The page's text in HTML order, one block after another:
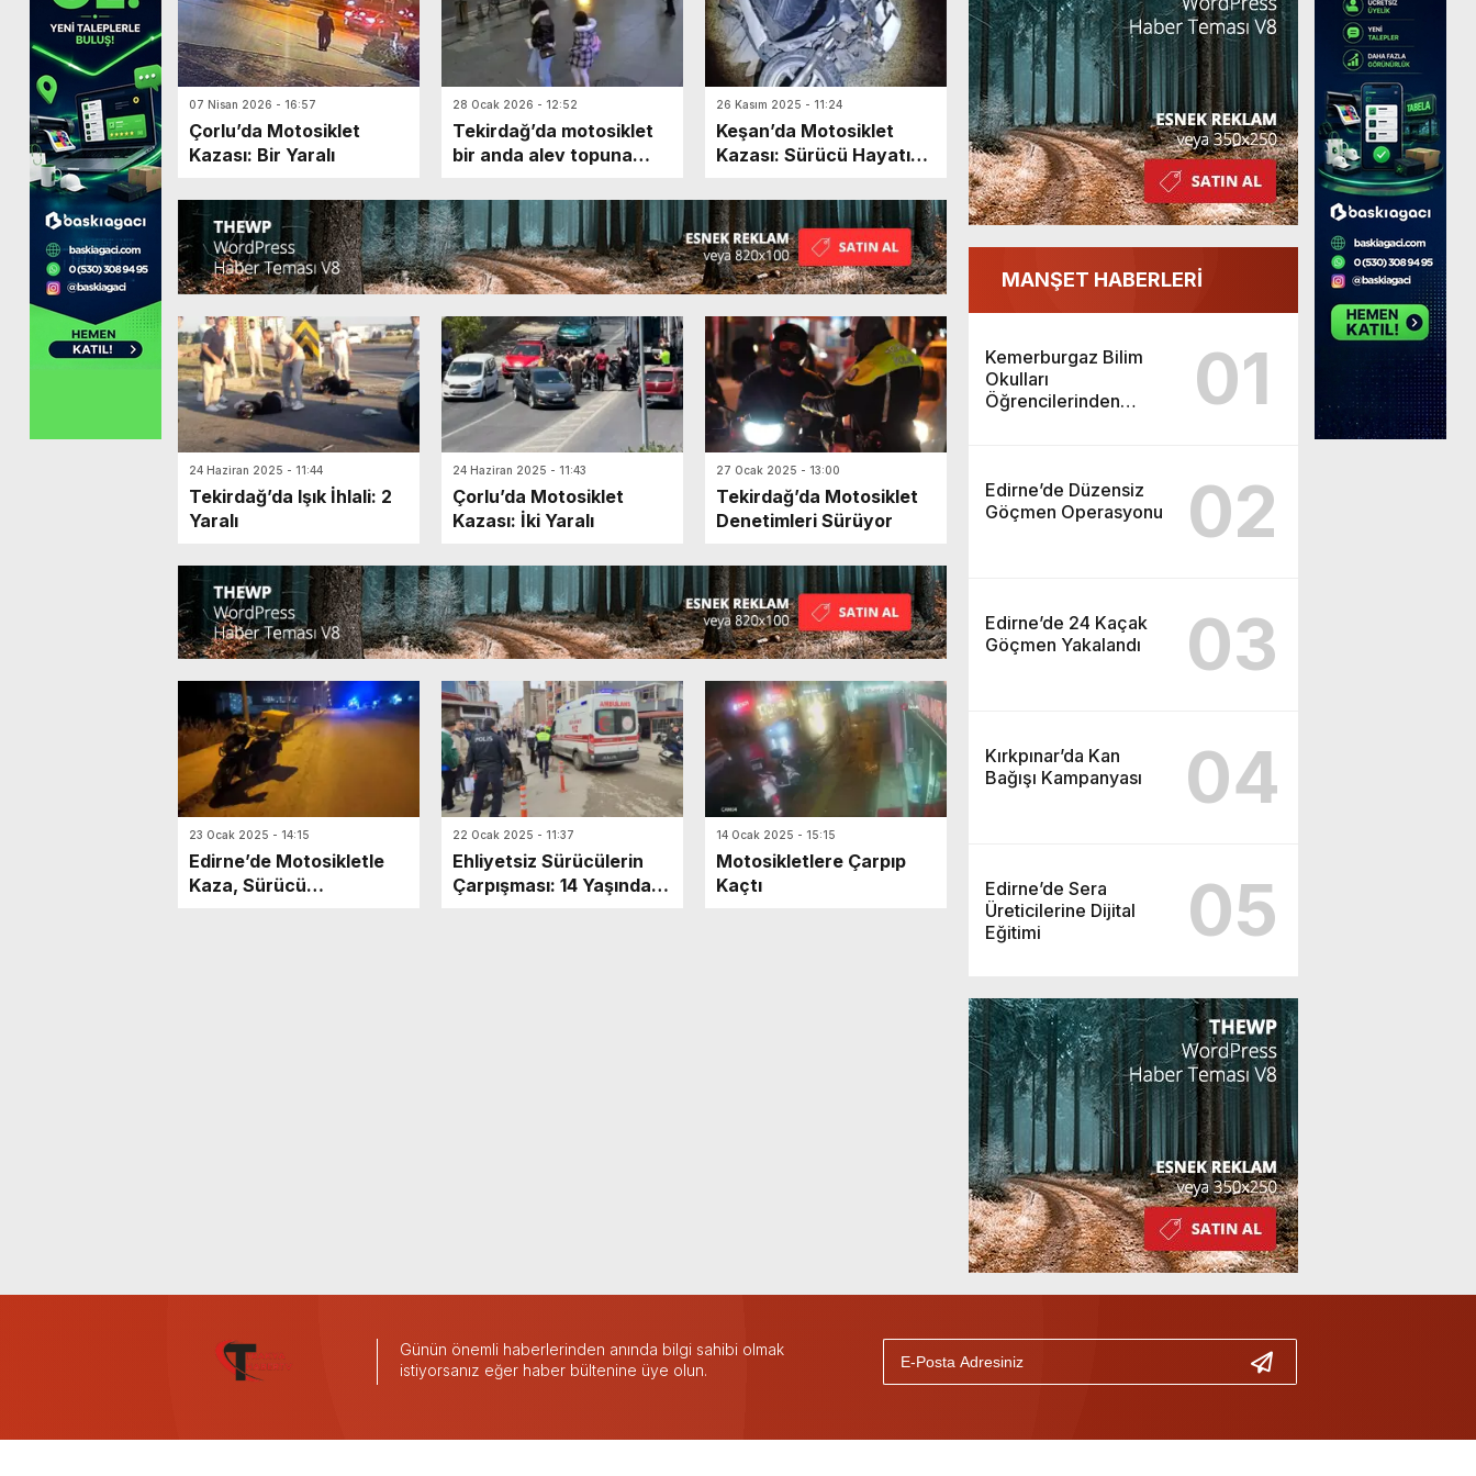
07 Nisan 2026 - 16:57
Çorlu’da Motosiklet
Kazası: Bir Yaralı
28 Ocak 2026 - 12:52
Tekirdağ’da motosiklet
bir anda alev topuna
atlayarak yanmaktan
son anda kurtuldu
26 Kasım 2025 - 11:24
Keşan’da Motosiklet
Kazası: Sürücü Hayatını
24 Haziran 2025 - 11:44
Tekirdağ’da Işık İhlali: 2
Yaralı
24 Haziran 2025 - 11:43
Çorlu’da Motosiklet
Kazası: İki Yaralı
27 Ocak 2025 - 13:00
Tekirdağ’da Motosiklet
Denetimleri Sürüyor
23 Ocak 2025 - 14:15
Edirne’de Motosikletle
Kaza, Sürücü
22 Ocak 2025 - 11:37
Ehliyetsiz Sürücülerin
Çarpışması: 14 Yaşındaki
14 Ocak 2025 - 15:15
Motosikletlere Çarpıp
Kaçtı
MANŞET HABERLERİ
Kemerburgaz Bilim
Okulları
Öğrencilerinden
01
Edirne’de Düzensiz
Göçmen Operasyonu
02
Edirne’de 24 Kaçak
Göçmen Yakalandı
03
Kırkpınar’da Kan
Bağışı Kampanyası
04
Edirne’de Sera
Üreticilerine Dijital
Eğitimi
05
Günün önemli haberlerinden anında bilgi sahibi olmak
istiyorsanız eğer haber bültenine üye olun.